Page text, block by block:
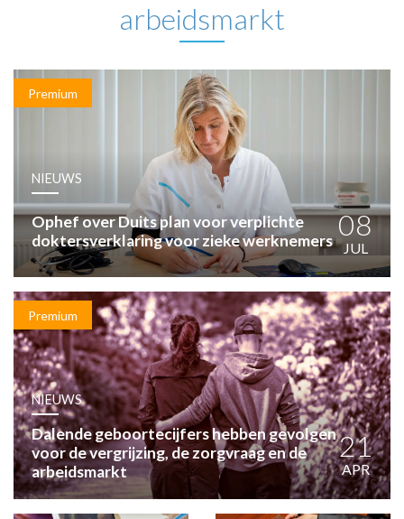
NASCHOLINGEN
ENQUÊTES
HUISARTSENPOST
PRAKTIJKZAKEN
TARIEVEN
VPHUISARTSEN
MEDISCHE VAKHANDEL
INLOGGEN
REGISTRATIE
arbeidsmarkt
Premium
NIEUWS
Ophef over Duits plan voor verplichte
doktersverklaring voor zieke werknemers 08
JUL
Premium
NIEUWS
Dalende geboortecijfers hebben gevolgen
voor de vergrijzing, de zorgvraag en de
arbeidsmarkt
21
APR